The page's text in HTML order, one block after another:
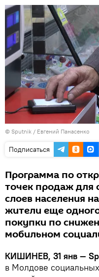
© Sputnik / Евгений Панасенко
Подписаться
Программа по
точек продаж для
слоев населения
жители еще
покупки по
мобильном
КИШИНЕВ, 31 янв —
в Молдове